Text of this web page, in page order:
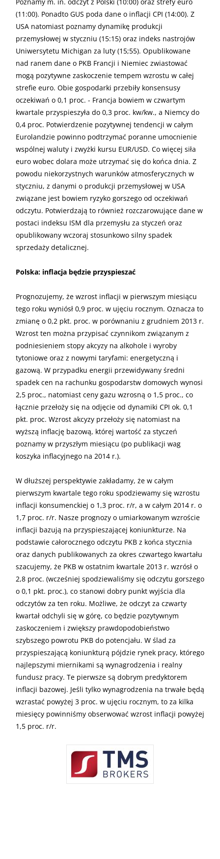
(11:00). Ponadto GUS poda dane o inflacji CPI (14:00). Z
USA natomiast poznamy dynamikę produkcji
przemysłowej w styczniu (15:15) oraz indeks nastrojów
Uniwersytetu Michigan za luty (15;55). Opublikowane
nad ranem dane o PKB Francji i Niemiec zwiastować
mogą pozytywne zaskoczenie tempem wzrostu w całej
strefie euro. Obie gospodarki przebiły konsensusy
oczekiwań o 0,1 proc. - Francja bowiem w czwartym
kwartale przyspieszyła do 0,3 proc. kw/kw., a Niemcy do
0,4 proc. Potwierdzenie pozytywnej tendencji w całym
Eurolandzie powinno podtrzymać poranne umocnienie
wspólnej waluty i zwyżki kursu EUR/USD. Co więcej siła
euro wobec dolara może utrzymać się do końca dnia. Z
powodu niekorzystnych warunków atmosferycznych w
styczniu, z danymi o produkcji przemysłowej w USA
związane jest bowiem ryzyko gorszego od oczekiwań
odczytu. Potwierdzają to również rozczarowujące dane w
postaci indeksu ISM dla przemysłu za styczeń oraz
opublikowany wczoraj stosunkowo silny spadek
sprzedaży detalicznej.
Polska: inflacja będzie przyspieszać
Prognozujemy, że wzrost inflacji w pierwszym miesiącu
tego roku wyniósł 0,9 proc. w ujęciu rocznym. Oznacza to
zmianę o 0,2 pkt. proc. w porównaniu z grudniem 2013 r.
Wzrost ten można przypisać czynnikom związanym z
podniesieniem stopy akcyzy na alkohole i wyroby
tytoniowe oraz z nowymi taryfami: energetyczną i
gazową. W przypadku energii przewidywany średni
spadek cen na rachunku gospodarstw domowych wynosi
2,5 proc., natomiast ceny gazu wzrosną o 1,5 proc., co
łącznie przełoży się na odjęcie od dynamiki CPI ok. 0,1
pkt. proc. Wzrost akcyzy przełoży się natomiast na
wyższą inflację bazową, której wartość za styczeń
poznamy w przyszłym miesiącu (po publikacji wag
koszyka inflacyjnego na 2014 r.).
W dłuższej perspektywie zakładamy, że w całym
pierwszym kwartale tego roku spodziewamy się wzrostu
inflacji konsumenckiej o 1,3 proc. r/r, a w całym 2014 r. o
1,7 proc. r/r. Nasze prognozy o umiarkowanym wzroście
inflacji bazują na przyspieszającej koniunkturze. Na
podstawie całorocznego odczytu PKB z końca stycznia
oraz danych publikowanych za okres czwartego kwartału
szacujemy, że PKB w ostatnim kwartale 2013 r. wzrósł o
2,8 proc. (wcześniej spodziewaliśmy się odczytu gorszego
o 0,1 pkt. proc.), co stanowi dobry punkt wyjścia dla
odczytów za ten roku. Możliwe, że odczyt za czwarty
kwartał odchyli się w górę, co będzie pozytywnym
zaskoczeniem i zwiększy prawdopodobieństwo
szybszego powrotu PKB do potencjału. W ślad za
przyspieszającą koniunkturą pójdzie rynek pracy, którego
najlepszymi miernikami są wynagrodzenia i realny
fundusz pracy. Te pierwsze są dobrym predyktorem
inflacji bazowej. Jeśli tylko wynagrodzenia na trwałe będą
wzrastać powyżej 3 proc. w ujęciu rocznym, to za kilka
miesięcy powinniśmy obserwować wzrost inflacji powyżej
1,5 proc. r/r.